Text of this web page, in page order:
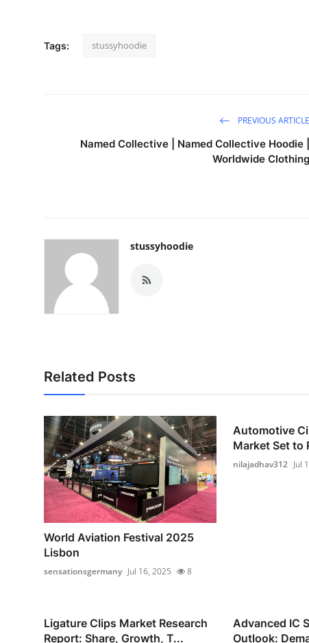
Tags: stussyhoodie
PREVIOUS ARTICLE
Named Collective | Named Collective Hoodie |
Worldwide Clothing
stussyhoodie
Related Posts
World Aviation Festival 2025
Lisbon
sensationsgermany Jul 16, 2025 8
Automotive
Market Set to
nilajadhav312 Jul
Ligature Clips Market Research
Report: Share, Growth, T...
Advanced IC
Outlook: